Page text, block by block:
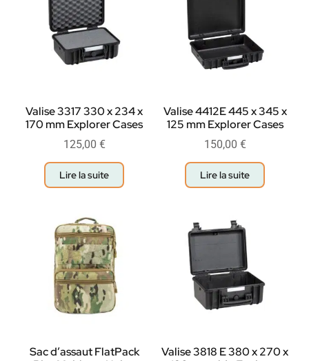
Valise 3317 330 x 234 x
170 mm Explorer Cases
125,00 €
Lire la suite
Valise 4412E 445 x 345 x
125 mm Explorer Cases
150,00 €
Lire la suite
Sac d’assaut FlatPack
Valise 3818 E 380 x 270 x